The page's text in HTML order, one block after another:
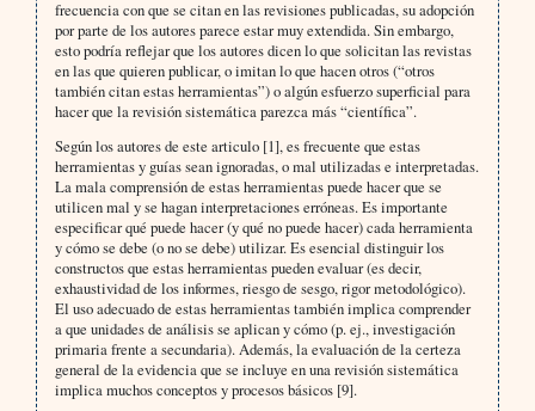
frecuencia con que se citan en las revisiones publicadas, su adopción
por parte de los autores parece estar muy extendida. Sin embargo,
esto podría reflejar que los autores dicen lo que solicitan las revistas
en las que quieren publicar, o imitan lo que hacen otros (“otros
también citan estas herramientas”) o algún esfuerzo superficial para
hacer que la revisión sistemática parezca más “científica”.
Según los autores de este articulo [1], es frecuente que estas
herramientas y guías sean ignoradas, o mal utilizadas e interpretadas.
La mala comprensión de estas herramientas puede hacer que se
utilicen mal y se hagan interpretaciones erróneas. Es importante
especificar qué puede hacer (y qué no puede hacer) cada herramienta
y cómo se debe (o no se debe) utilizar. Es esencial distinguir los
constructos que estas herramientas pueden evaluar (es decir,
exhaustividad de los informes, riesgo de sesgo, rigor metodológico).
El uso adecuado de estas herramientas también implica comprender
a que unidades de análisis se aplican y cómo (p. ej., investigación
primaria frente a secundaria). Además, la evaluación de la certeza
general de la evidencia que se incluye en una revisión sistemática
implica muchos conceptos y procesos básicos [9].